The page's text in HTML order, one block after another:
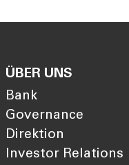
ÜBER UNS
Bank
Governance
Direktion
Investor Relations